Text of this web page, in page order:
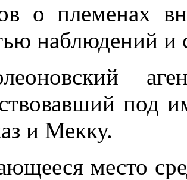
о племенах
наблюдений и
под
и Мекку.
место